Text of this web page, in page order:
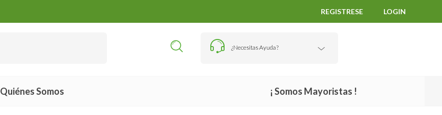
REGISTRESE LOGIN
¿Necesitas Ayuda?
Quiénes Somos ¡ Somos Mayoristas !